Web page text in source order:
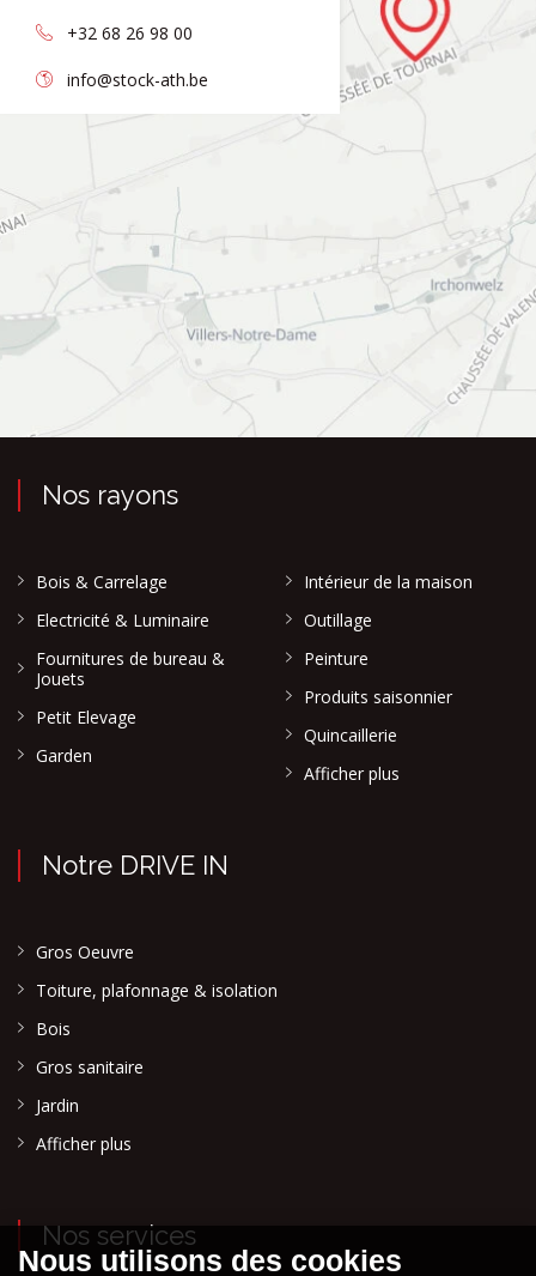
+32 68 26 98 00
info@stock-ath.be
Nos rayons
Bois & Carrelage
Electricité & Luminaire
Fournitures de bureau &
Jouets
Petit Elevage
Garden
Intérieur de la maison
Outillage
Peinture
Produits saisonnier
Quincaillerie
Afficher plus
Notre DRIVE IN
Gros Oeuvre
Toiture, plafonnage & isolation
Bois
Gros sanitaire
Jardin
Afficher plus
Nos services